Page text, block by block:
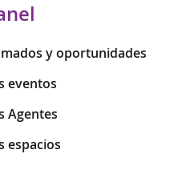
y oportunidades
eventos
Agentes
espacios